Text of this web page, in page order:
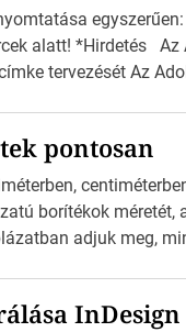
alatt! *Hirdetés Az
tervezését Az
kreatív fogaskerekek,
Hogyan
alakot: Válassza ki a
[…]
pontosan
borítékok méretét,
adjuk meg,
viszonyítva.
InDesign